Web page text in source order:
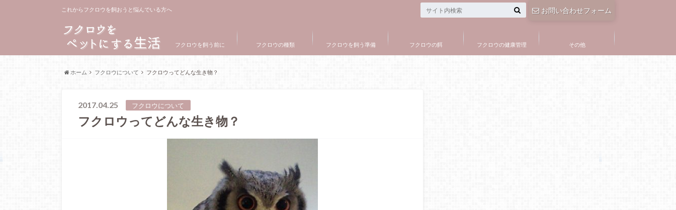
これからフクロウを飼おうと悩んでいる方へ お問い合わせフォーム
フクロウを飼う前に フクロウの種類 フクロウを飼う準備 フクロウの餌 フクロウの健康管理 その他
ホーム フクロウについて フクロウってどんな生き物？
2017.04.25 フクロウについて
フクロウってどんな生き物？